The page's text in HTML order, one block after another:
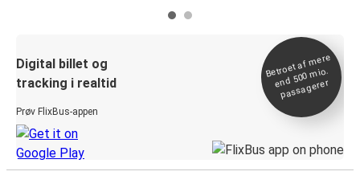
Digital billet og
tracking i realtid
Prøv FlixBus-appen
Betroet af
mere
end 500
mio.
passagerer